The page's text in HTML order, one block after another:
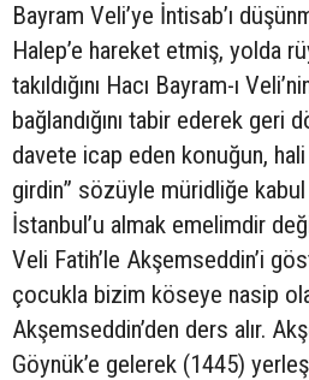
Bayram Veli’ye İntisab’ı
Halep’e hareket etmiş, yolda
takıldığını Hacı Bayram-ı
bağlandığını tabir ederek geri
davete icap eden konuğun,
girdin” sözüyle müridliğe
İstanbul’u almak emelimdir
Veli Fatih’le Akşemseddin’i
çocukla bizim köseye nasip
Akşemseddin’den ders alır.
Göynük’e gelerek (1445)